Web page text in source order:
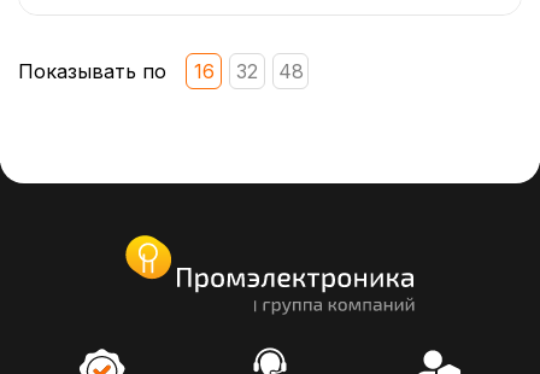
Показывать по 16 32 48